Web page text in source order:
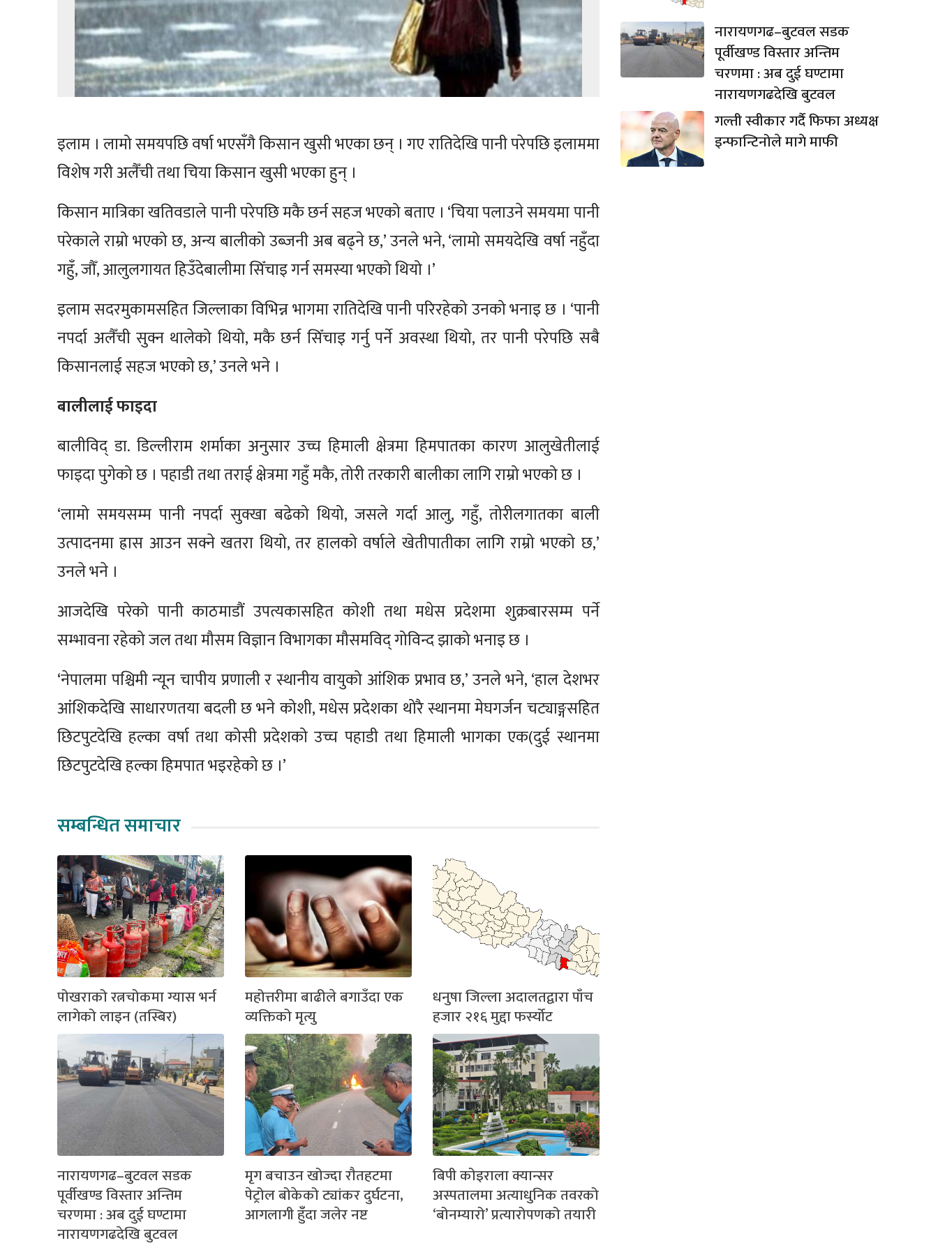
इलाम । लामो समयपछि वर्षा भएसँगै किसान खुसी भएका छन् । गए रातिदेखि पानी परेपछि इलाममा
विशेष गरी अलैँची तथा चिया किसान खुसी भएका हुन् ।
किसान मात्रिका खतिवडाले पानी परेपछि मकै छर्न सहज भएको बताए । ‘चिया पलाउने समयमा पानी
परेकाले राम्रो भएको छ, अन्य बालीको उब्जनी अब बढ्ने छ,’ उनले भने, ‘लामो समयदेखि वर्षा नहुँदा
गहुँ, जौँ, आलुलगायत हिउँदेबालीमा सिँचाइ गर्न समस्या भएको थियो ।’
इलाम सदरमुकामसहित जिल्लाका विभिन्न भागमा रातिदेखि पानी परिरहेको उनको भनाइ छ । ‘पानी
नपर्दा अलैँची सुक्न थालेको थियो, मकै छर्न सिँचाइ गर्नु पर्ने अवस्था थियो, तर पानी परेपछि सबै
किसानलाई सहज भएको छ,’ उनले भने ।
बालीलाई फाइदा
बालीविद् डा. डिल्लीराम शर्माका अनुसार उच्च हिमाली क्षेत्रमा हिमपातका कारण आलुखेतीलाई
फाइदा पुगेको छ । पहाडी तथा तराई क्षेत्रमा गहुँ मकै, तोरी तरकारी बालीका लागि राम्रो भएको छ ।
‘लामो समयसम्म पानी नपर्दा सुक्खा बढेको थियो, जसले गर्दा आलु, गहुँ, तोरीलगातका बाली
उत्पादनमा ह्रास आउन सक्ने खतरा थियो, तर हालको वर्षाले खेतीपातीका लागि राम्रो भएको छ,’
उनले भने ।
आजदेखि परेको पानी काठमाडौं उपत्यकासहित कोशी तथा मधेस प्रदेशमा शुक्रबारसम्म पर्ने
सम्भावना रहेको जल तथा मौसम विज्ञान विभागका मौसमविद् गोविन्द झाको भनाइ छ ।
‘नेपालमा पश्चिमी न्यून चापीय प्रणाली र स्थानीय वायुको आंशिक प्रभाव छ,’ उनले भने, ‘हाल देशभर
आंशिकदेखि साधारणतया बदली छ भने कोशी, मधेस प्रदेशका थोरै स्थानमा मेघगर्जन चट्याङ्गसहित
छिटपुटदेखि हल्का वर्षा तथा कोसी प्रदेशको उच्च पहाडी तथा हिमाली भागका एक(दुई स्थानमा
छिटपुटदेखि हल्का हिमपात भइरहेको छ ।’
सम्बन्धित समाचार
पोखराको रत्नचोकमा ग्यास भर्न
लागेको लाइन (तस्बिर)
महोत्तरीमा बाढीले बगाउँदा एक
व्यक्तिको मृत्यु
धनुषा जिल्ला अदालतद्वारा पाँच
हजार २१६ मुद्दा फर्स्योट
नारायणगढ–बुटवल सडक
पूर्वीखण्ड विस्तार अन्तिम
चरणमा : अब दुई घण्टामा
नारायणगढदेखि बुटवल
मृग बचाउन खोज्दा राैतहटमा
पेट्रोल बोकेको ट्यांकर दुर्घटना,
आगलागी हुँँदा जलेर नष्ट
बिपी कोइराला क्यान्सर
अस्पतालमा अत्याधुनिक तवरको
‘बोनम्यारो’ प्रत्यारोपणको तयारी
नारायणगढ–बुटवल सडक
पूर्वीखण्ड विस्तार अन्तिम
चरणमा : अब दुई घण्टामा
नारायणगढदेखि बुटवल
गल्ती स्वीकार गर्दै फिफा अध्यक्ष
इन्फान्टिनोले मागे माफी